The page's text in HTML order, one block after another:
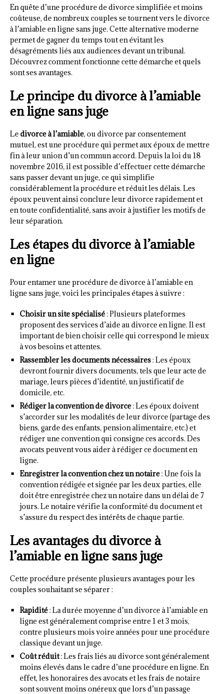
En quête d’une procédure de divorce simplifiée et moins
coûteuse, de nombreux couples se tournent vers le divorce
à l’amiable en ligne sans juge. Cette alternative moderne
permet de gagner du temps tout en évitant les
désagréments liés aux audiences devant un tribunal.
Découvrez comment fonctionne cette démarche et quels
sont ses avantages.
Le principe du divorce à l’amiable
en ligne sans juge
Le divorce à l’amiable, ou divorce par consentement
mutuel, est une procédure qui permet aux époux de mettre
fin à leur union d’un commun accord. Depuis la loi du 18
novembre 2016, il est possible d’effectuer cette démarche
sans passer devant un juge, ce qui simplifie
considérablement la procédure et réduit les délais. Les
époux peuvent ainsi conclure leur divorce rapidement et
en toute confidentialité, sans avoir à justifier les motifs de
leur séparation.
Les étapes du divorce à l’amiable
en ligne
Pour entamer une procédure de divorce à l’amiable en
ligne sans juge, voici les principales étapes à suivre :
Choisir un site spécialisé: Plusieurs plateformes
proposent des services d’aide au divorce en ligne. Il est
important de bien choisir celle qui correspond le mieux
à vos besoins et attentes.
Rassembler les documents nécessaires: Les époux
devront fournir divers documents, tels que leur acte de
mariage, leurs pièces d’identité, un justificatif de
domicile, etc.
Rédiger la convention de divorce: Les époux doivent
s’accorder sur les modalités de leur divorce (partage des
biens, garde des enfants, pension alimentaire, etc.) et
rédiger une convention qui consigne ces accords. Des
avocats peuvent vous aider à rédiger ce document en
ligne.
Enregistrer la convention chez un notaire: Une fois la
convention rédigée et signée par les deux parties, elle
doit être enregistrée chez un notaire dans un délai de 7
jours. Le notaire vérifie la conformité du document et
s’assure du respect des intérêts de chaque partie.
Les avantages du divorce à
l’amiable en ligne sans juge
Cette procédure présente plusieurs avantages pour les
couples souhaitant se séparer :
Rapidité: La durée moyenne d’un divorce à l’amiable en
ligne est généralement comprise entre 1 et 3 mois,
contre plusieurs mois voire années pour une procédure
classique devant un juge.
Coût réduit: Les frais liés au divorce sont généralement
moins élevés dans le cadre d’une procédure en ligne. En
effet, les honoraires des avocats et les frais de notaire
sont souvent moins onéreux que lors d’un passage